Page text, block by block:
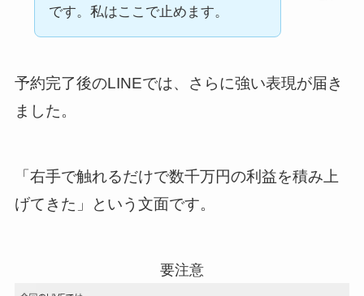
です。私はここで止めます。
予約完了後のLINEでは、さらに強い表現が届き
ました。
「右手で触れるだけで数千万円の利益を積み上
げてきた」という文面です。